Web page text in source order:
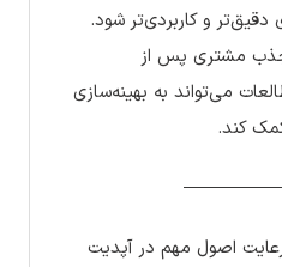
و کاربردی‌تر شود.
جذب مشتری پس از
می‌تواند به بهینه‌سازی
کند.
اصول مهم در آپدیت